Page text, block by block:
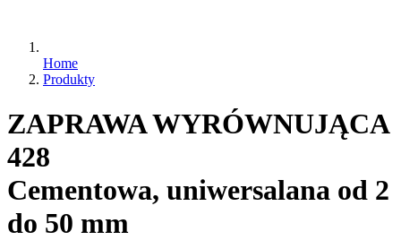
Home
Produkty
ZAPRAWA WYRÓWNUJĄCA
428
Cementowa, uniwersalana od 2
do 50 mm